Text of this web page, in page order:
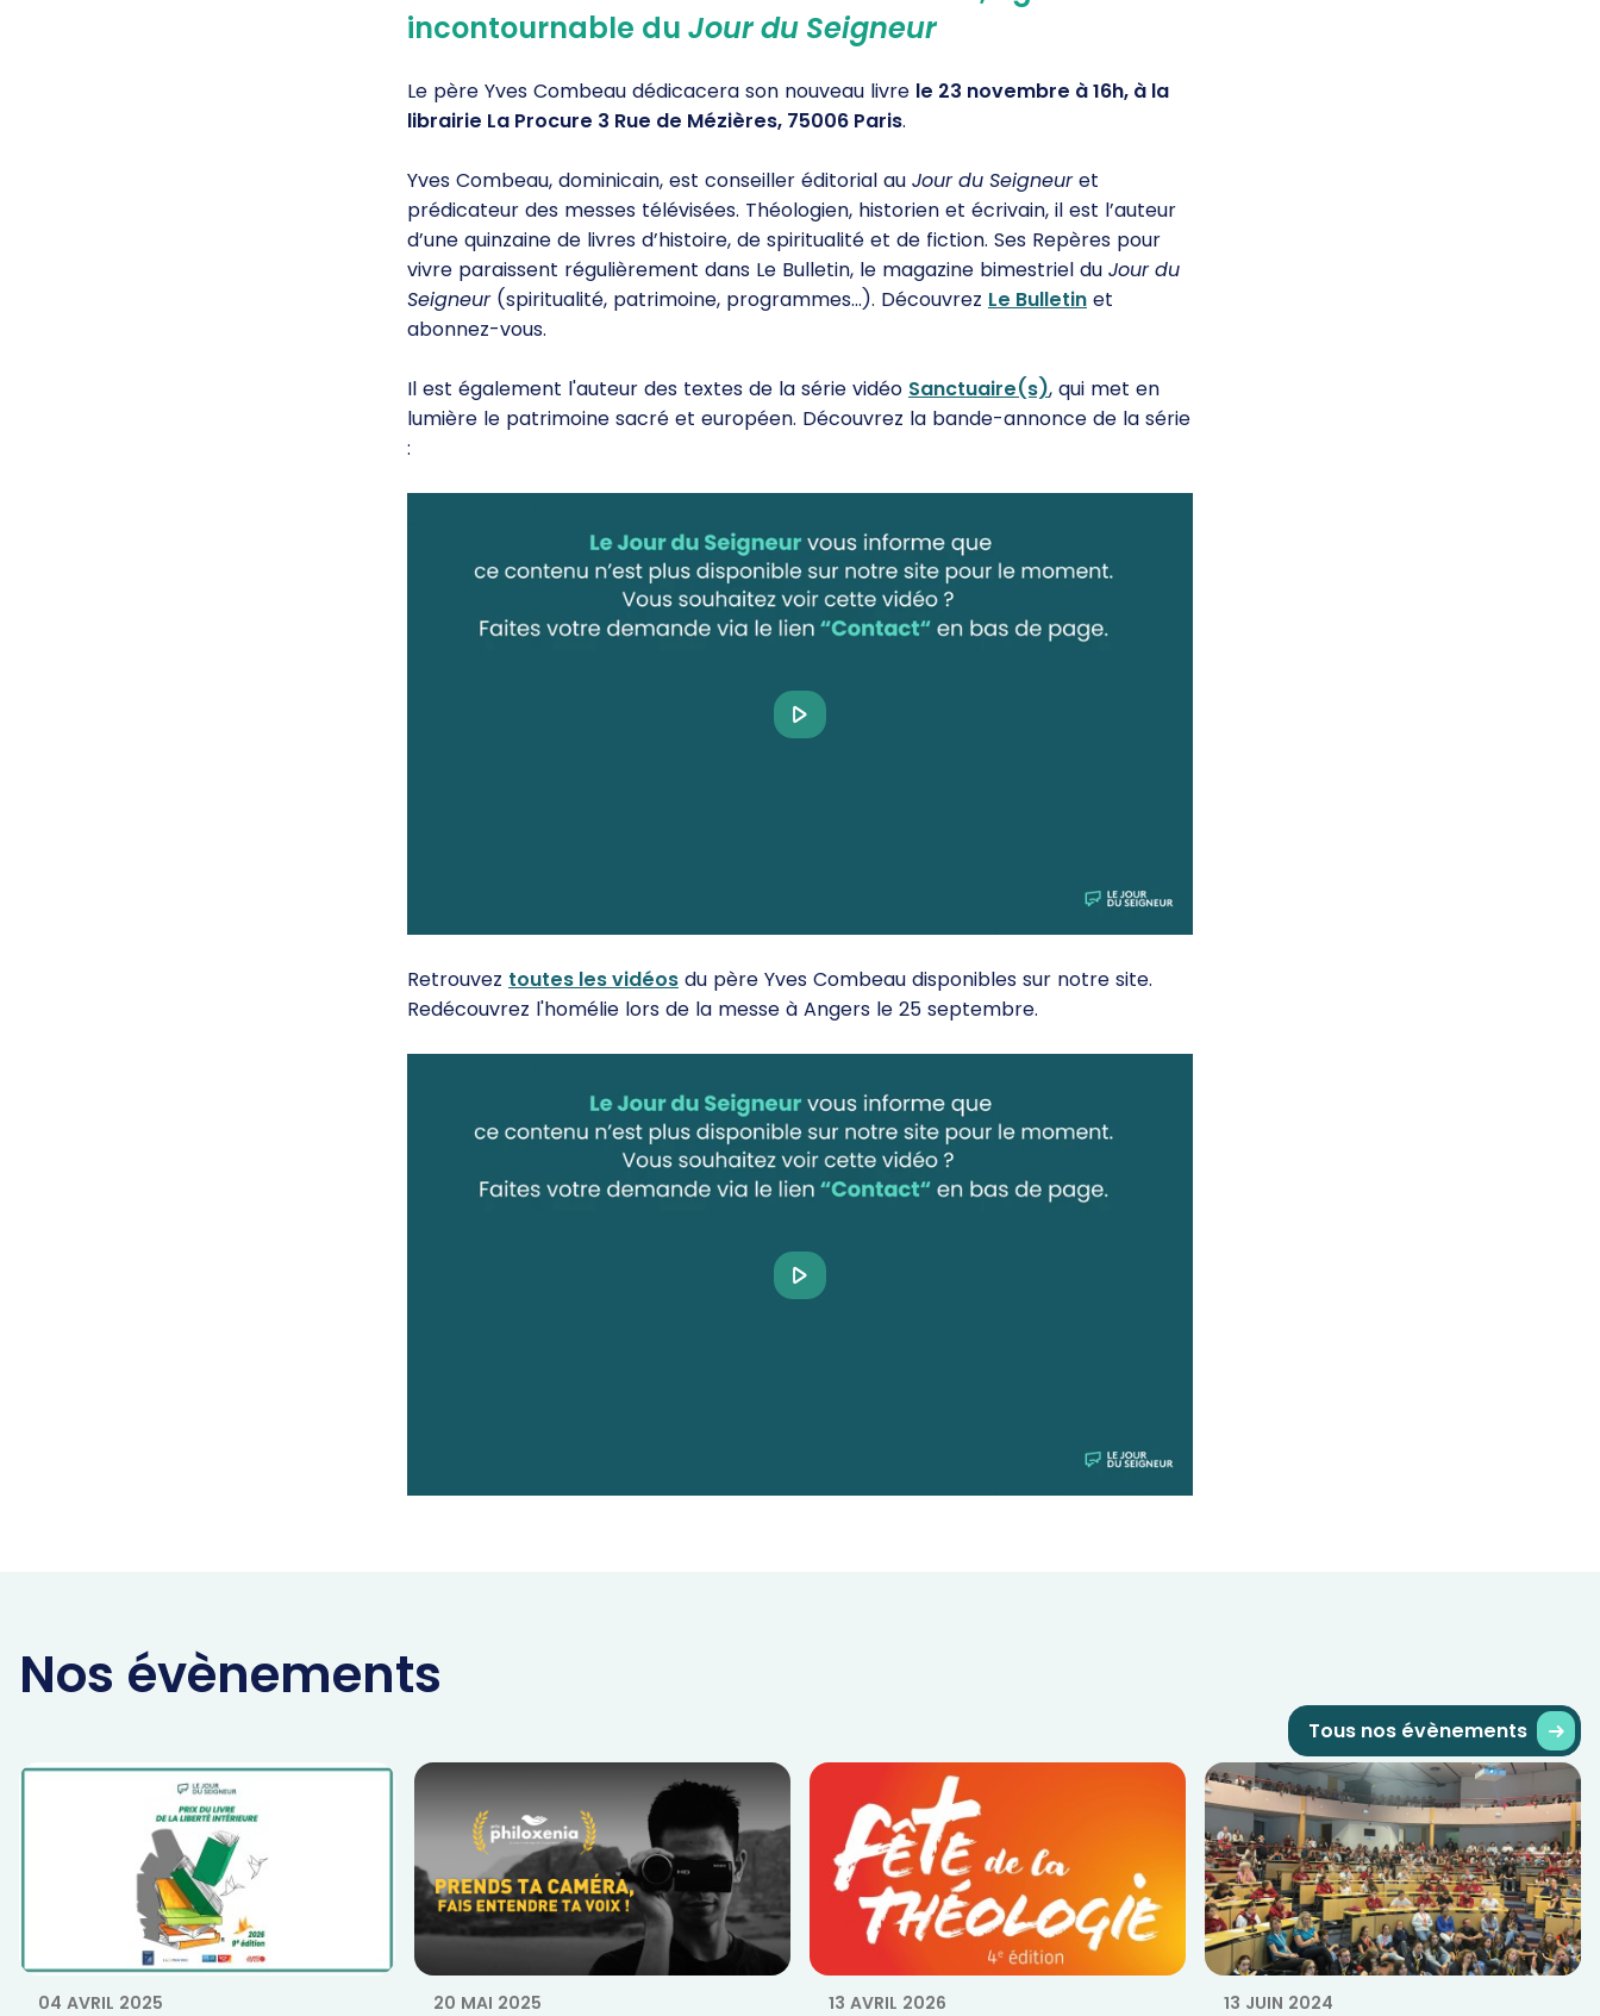
incontournable du Jour du Seigneur
Le père Yves Combeau dédicacera son nouveau livre le 23 novembre à 16h, à la
librairie La Procure 3 Rue de Mézières, 75006 Paris.
Yves Combeau, dominicain, est conseiller éditorial au Jour du Seigneuret
prédicateur des messes télévisées. Théologien, historien et écrivain, il est l’auteur
d’une quinzaine de livres d’histoire, de spiritualité et de fiction. Ses Repères pour
vivre paraissent régulièrement dans Le Bulletin, le magazine bimestriel du Jour du
Seigneur(spiritualité, patrimoine, programmes...). Découvrez Le Bulletin et
abonnez-vous.
Il est également l'auteur des textes de la série vidéo Sanctuaire(s), qui met en
lumière le patrimoine sacré et européen. Découvrez la bande-annonce de la série
:
Retrouvez toutes les vidéos du père Yves Combeau disponibles sur notre site.
Redécouvrez l'homélie lors de la messe à Angers le 25 septembre.
Nos évènements
04 AVRIL 2025 20 MAI 2025 13 AVRIL 2026 13 JUIN 2024
Tous nos évènements